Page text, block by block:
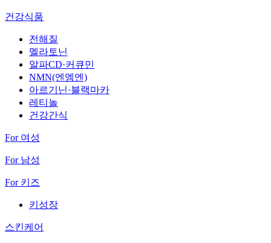
건강식품
전해질
멜라토닌
알파CD·커큐민
NMN(엔엠엔)
아르기닌·블랙마카
레티놀
건강간식
For 여성
For 남성
For 키즈
키성장
스킨케어